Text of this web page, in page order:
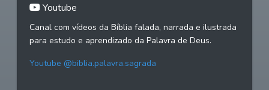
Youtube
Canal com vídeos da Bíblia falada, narrada e ilustrada
para estudo e aprendizado da Palavra de Deus.
Youtube @biblia.palavra.sagrada